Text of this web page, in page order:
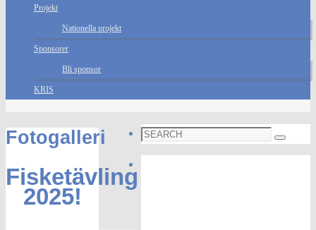
Projekt
Nationella projekt
Sponsorer
Bli sponsor
KRIS
Fotogalleri
Fisketävling
2025!
Search
for:
Search